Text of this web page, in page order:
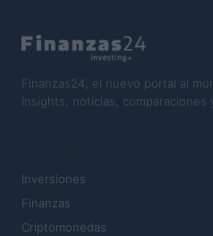
Finanzas24, el nuevo portal al
Insights, noticias, comparaciones
Inversiones
Finanzas
Criptomonedas